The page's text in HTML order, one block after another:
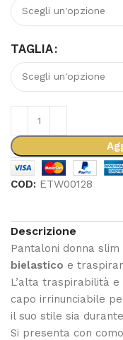
TAGLIA
COD: ETW00128
Descrizione
Pantaloni donna
bielastico e
L’alta traspirabilità
capo irrinunciabile
il suo stile sia
Si presenta con